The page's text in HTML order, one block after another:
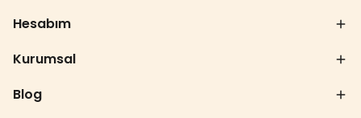
Hesabım
Kurumsal
Blog